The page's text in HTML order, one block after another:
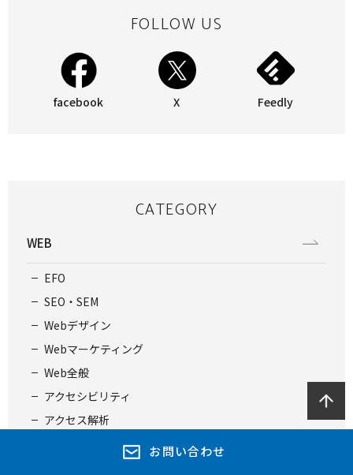
FOLLOW US
facebook X Feedly
CATEGORY
WEB
EFO
SEO・SEM
Webデザイン
Webマーケティング
Web全般
アクセシビリティ
アクセス解析
サイト構築・リニューアルお問い合わせ